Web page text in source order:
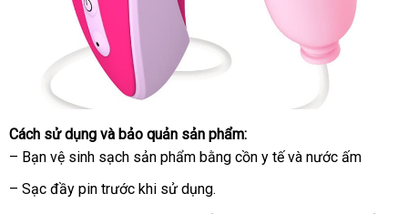
Cách sử dụng xuất
xứ
và bảo quản sản phẩm:
– Bạn vệ sinh sạch sản phẩm bằng cồn y tếqua
và nước ấm
– Sạc đầy pin trước khi sử dụng.